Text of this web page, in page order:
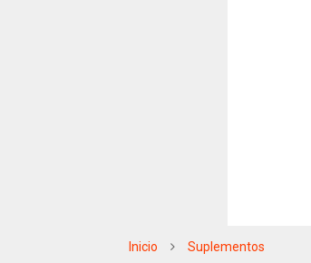
Inicio Suplementos